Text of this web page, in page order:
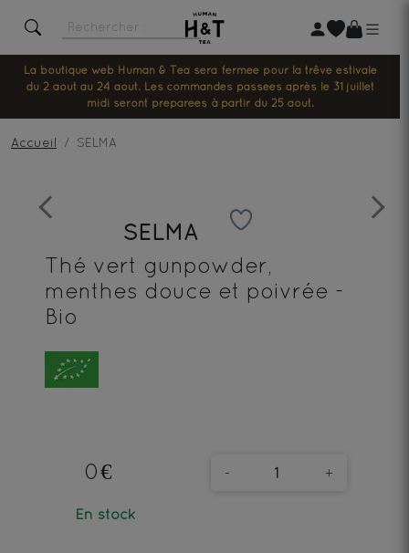
La boutique web Human & Tea sera fermée pour la trêve estivale
du 2 août au 24 août. Les commandes passées après le 31 juillet
midi seront préparées à partir du 25 août.
Accueil SELMA
Previous Next
SELMA
Thé vert gunpowder,
menthes douce et poivrée -
Bio
0€
En stock
- +